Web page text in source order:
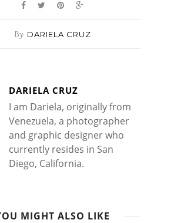
By DARIELA CRUZ
DARIELA CRUZ
I am Dariela, originally from
Venezuela, a photographer
and graphic designer who
currently resides in San
Diego, California.
MIGHT ALSO LIKE